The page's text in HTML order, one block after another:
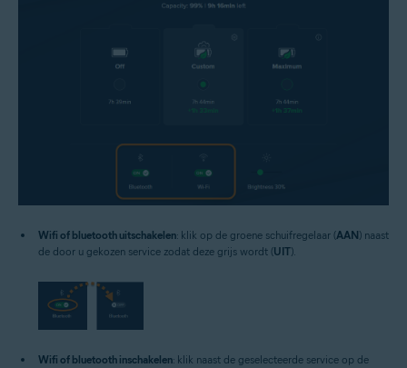
Wifi of bluetooth uitschakelen: klik op de groene schuifregelaar (AAN) naast
de door u gekozen service zodat deze grijs wordt (UIT).
Wifi of bluetooth inschakelen: klik naast de geselecteerde service op de